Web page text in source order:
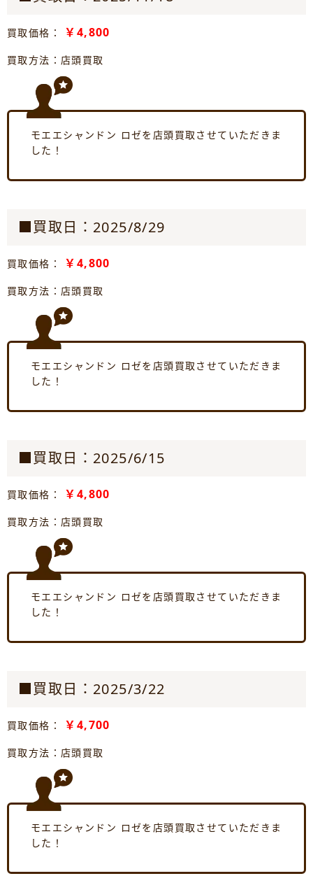
買取価格： ￥4,800
買取方法：店頭買取
モエエシャンドン ロゼを店頭買取させていただきま
した！
■買取日：2025/8/29
買取価格： ￥4,800
買取方法：店頭買取
モエエシャンドン ロゼを店頭買取させていただきま
した！
■買取日：2025/6/15
買取価格： ￥4,800
買取方法：店頭買取
モエエシャンドン ロゼを店頭買取させていただきま
した！
■買取日：2025/3/22
買取価格： ￥4,700
買取方法：店頭買取
モエエシャンドン ロゼを店頭買取させていただきま
した！